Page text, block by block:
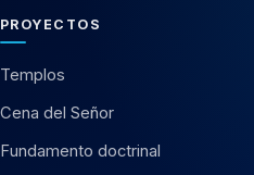
PROYECTOS
Templos
Cena del Señor
Fundamento doctrinal